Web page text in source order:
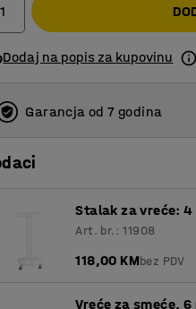
Dodaj na popis za kupovinu
Garancja od 7 godina
Stalak za vreće:
Art. br.: 11908
118,00 KMbez PDV
Vreće za smeće,